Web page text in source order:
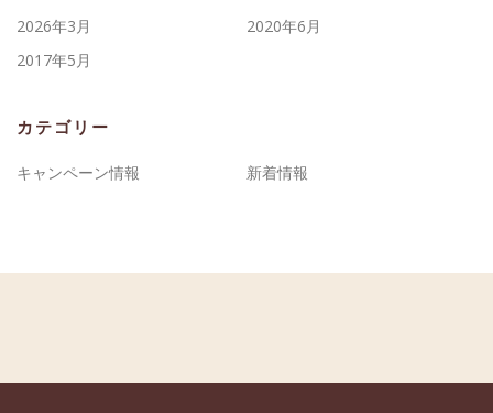
2026年3月
2020年6月
2017年5月
カテゴリー
キャンペーン情報 新着情報